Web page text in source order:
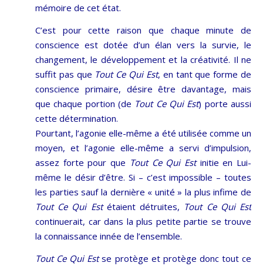
mémoire de cet état.
C’est pour cette raison que chaque minute de
conscience est dotée d’un élan vers la survie, le
changement, le développement et la créativité. Il ne
suffit pas que Tout Ce Qui Est, en tant que forme de
conscience primaire, désire être davantage, mais
que chaque portion (de Tout Ce Qui Est) porte aussi
cette détermination.
Pourtant, l’agonie elle-même a été utilisée comme un
moyen, et l’agonie elle-même a servi d’impulsion,
assez forte pour que Tout Ce Qui Estinitie en Lui-
même le désir d’être. Si – c’est impossible – toutes
les parties sauf la dernière « unité » la plus infime de
Tout Ce Qui Estétaient détruites, Tout Ce Qui Est
continuerait, car dans la plus petite partie se trouve
la connaissance innée de l’ensemble.
Tout Ce Qui Estse protège et protège donc tout ce